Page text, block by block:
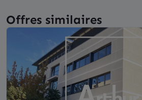
Offres similaires